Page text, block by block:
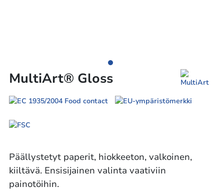
MultiArt® Gloss
Päällystetyt paperit, hiokkeeton, valkoinen,
kiiltävä. Ensisijainen valinta vaativiin
painotöihin.